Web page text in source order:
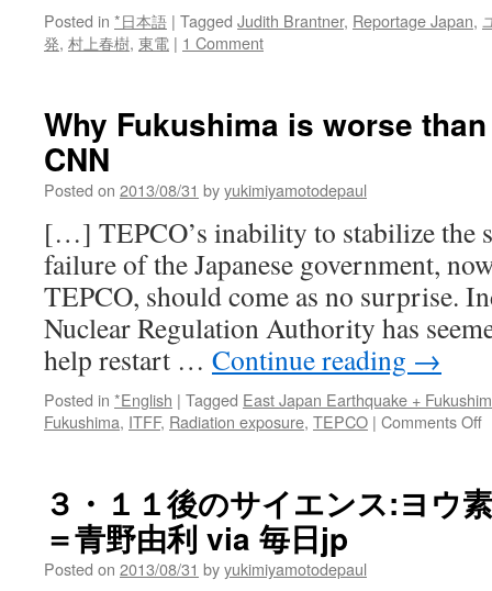
Posted in *日本語 | Tagged Judith Brantner, Reportage Japan,
発, 村上春樹, 東電 | 1 Comment
Why Fukushima is worse
CNN
Posted on 2013/08/31 byyukimiyamotodepaul
[…] TEPCO’s inability to stabilize the
failure of the Japanese government,
TEPCO, should come as no surprise.
Nuclear Regulation Authority has
help restart … Continue reading →
Posted in *English | Tagged East Japan Earthquake +
Fukushima, ITFF, Radiation exposure, TEPCO | Comments Off
is
３・１１後のサイエンス:ヨウ
＝青野由利 via 毎日jp
Posted on 2013/08/31 byyukimiyamotodepaul